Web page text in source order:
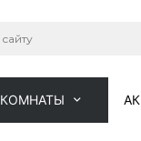
КОМНАТЫ